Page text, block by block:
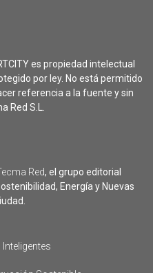
es propiedad intelectual
por ley. No está permitido
referencia a la fuente y sin
Red S.L.
Red, el grupo editorial
Energía y Nuevas